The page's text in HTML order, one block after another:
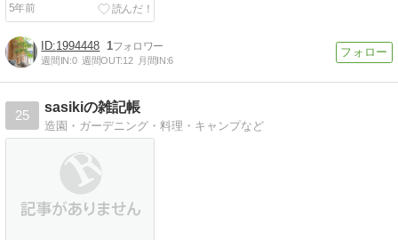
5年前
1994448 1
週間IN:0 週間OUT:12 月間IN:6
25
sasikiの雑記帳
造園・ガーデニング・料理・キャンプなど